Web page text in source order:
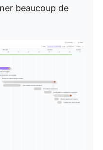
beaucoup de